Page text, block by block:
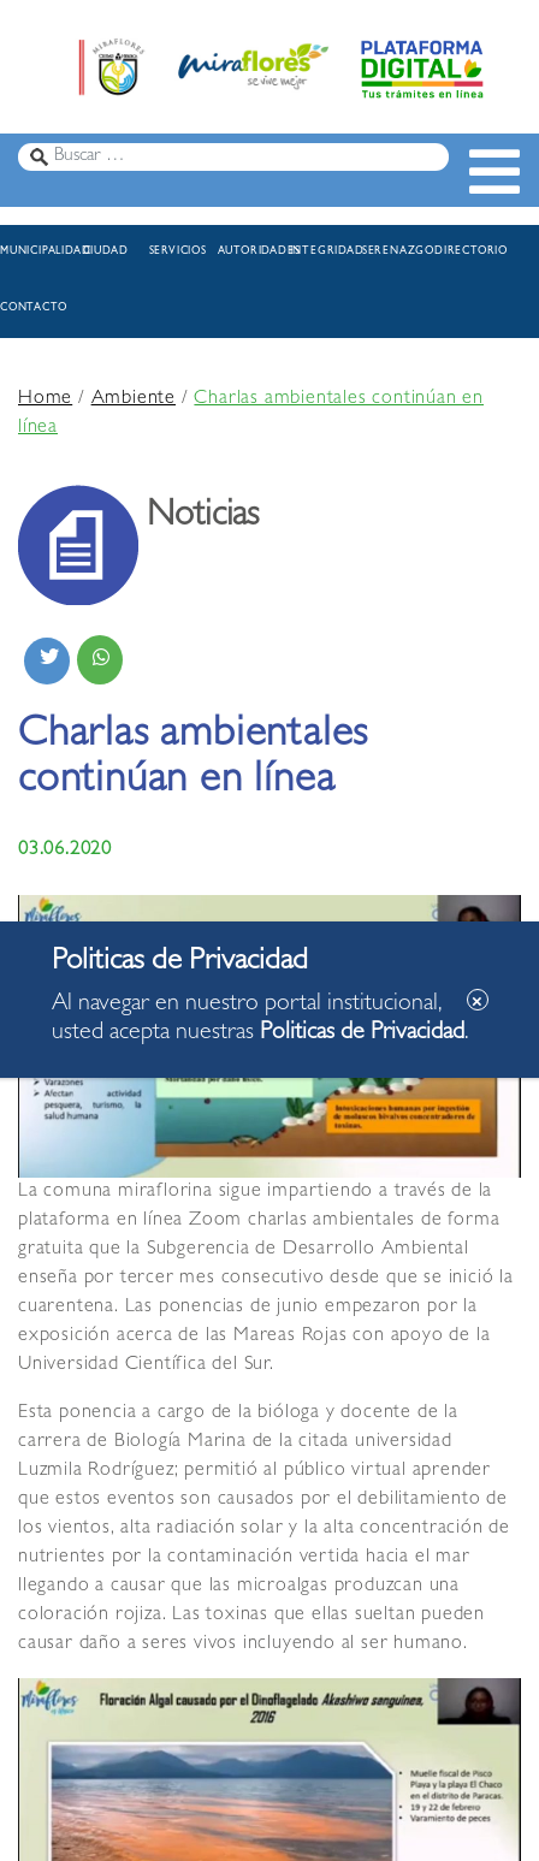
MUNICIPALIDADCIUDAD SERVICIOS AUTORIDADESINTEGRIDADSERENAZGODIRECTORIO
CONTACTO
Home/Ambiente /Charlas ambientales continúan en
línea
Noticias
Charlas ambientales
continúan en línea
03.06.2020
La comuna miraflorina sigue impartiendo a través de la
plataforma en línea Zoom charlas ambientales de forma
gratuita que la Subgerencia de Desarrollo Ambiental
enseña por tercer mes consecutivo desde que se inició la
cuarentena. Las ponencias de junio empezaron por la
exposición acerca de las Mareas Rojas con apoyo de la
Universidad Científica del Sur.
Esta ponencia a cargo de la bióloga y docente de la
carrera de Biología Marina de la citada universidad
Luzmila Rodríguez; permitió al público virtual aprender
que estos eventos son causados por el debilitamiento de
los vientos, alta radiación solar y la alta concentración de
nutrientes por la contaminación vertida hacia el mar
llegando a causar que las microalgas produzcan una
coloración rojiza. Las toxinas que ellas sueltan pueden
causar daño a seres vivos incluyendo al ser humano.
Al navegar en nuestro portal institucional,
usted acepta nuestras Politicas de Privacidad.